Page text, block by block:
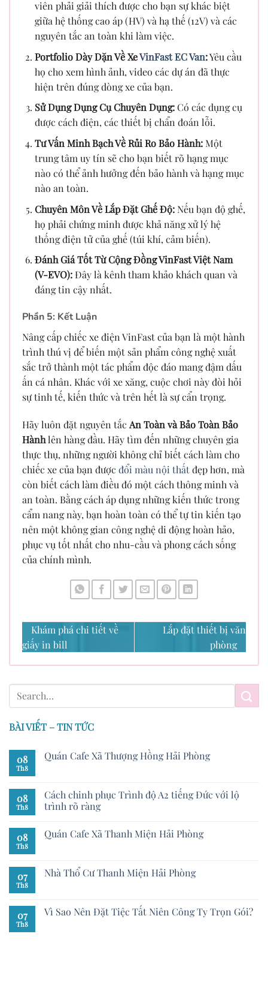
viên phải giải thích được cho bạn sự khác biệt
giữa hệ thống cao áp (HV) và hạ thế (12V) và các
nguyên tắc an toàn khi làm việc.
Portfolio Dày Dặn Về XeVinFast EC Van:Yêu cầu
họ cho xem hình ảnh, video các dự án đã thực
hiện trên đúng dòng xe của bạn.
Sử Dụng Dụng Cụ Chuyên Dụng:Có các dụng cụ
được cách điện, các thiết bị chẩn đoán lỗi.
Tư Vấn Minh Bạch Về Rủi Ro Bảo Hành:Một
trung tâm uy tín sẽ cho bạn biết rõ hạng mục
nào có thể ảnh hưởng đến bảo hành và hạng mục
nào an toàn.
Chuyên Môn Về Lắp Đặt Ghế Độ:Nếu bạn độ ghế,
họ phải chứng minh được khả năng xử lý hệ
thống điện tử của ghế (túi khí, cảm biến).
Đánh Giá Tốt Từ Cộng Đồng VinFast Việt Nam
(V-EVO):Đây là kênh tham khảo khách quan và
đáng tin cậy nhất.
Phần 5: Kết Luận
Nâng cấp chiếc xe điện VinFast của bạn là một hành
trình thú vị để biến một sản phẩm công nghệ xuất
sắc trở thành một tác phẩm độc đáo mang đậm dấu
ấn cá nhân. Khác với xe xăng, cuộc chơi này đòi hỏi
sự tinh tế, kiến thức và trên hết là sự cẩn trọng.
Hãy luôn đặt nguyên tắc An Toàn và Bảo Toàn Bảo
Hànhlên hàng đầu. Hãy tìm đến những chuyên gia
thực thụ, những người không chỉ biết cách làm cho
chiếc xe của bạn được đổi màu nội thấtđẹp hơn, mà
còn biết cách làm điều đó một cách thông minh và
an toàn. Bằng cách áp dụng những kiến thức trong
cẩm nang này, bạn hoàn toàn có thể tự tin kiến tạo
nên một không gian công nghệ di động hoàn hảo,
phục vụ tốt nhất cho nhu-cầu và phong cách sống
của chính mình.
Khám phá chi tiết về
giấy in bill
Lắp đặt thiết bị văn
phòng
BÀI VIẾT – TIN TỨC
08
Th8
Quán Cafe Xã Thượng Hồng Hải Phòng
08
Th8
Cách chinh phục Trình độ A2 tiếng Đức với lộ
trình rõ ràng
08
Th8
Quán Cafe Xã Thanh Miện Hải Phòng
07
Th8
Nhà Thổ Cư Thanh Miện Hải Phòng
07
Th8
Vì Sao Nên Đặt Tiệc Tất Niên Công Ty Trọn Gói?